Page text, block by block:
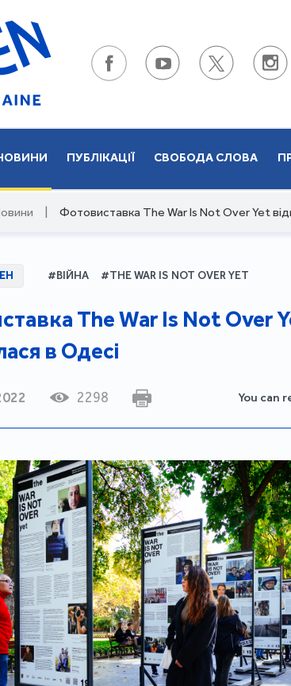
ПУБЛІКАЦІЇ СВОБОДА СЛОВА
Фотовиставка The War Is Not Over Yet
#ВІЙНА #THE WAR IS NOT OVER YET
The War Is Not Over
в Одесі
2298 You can